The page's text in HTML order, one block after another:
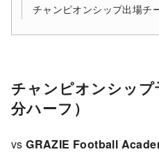
チャンピオンシップ出場チ
チャンピオンシッ
分ハーフ）
vsGRAZIE Football